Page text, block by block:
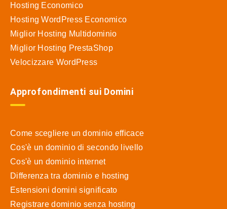
Hosting Economico
Hosting WordPress Economico
Miglior Hosting Multidominio
Miglior Hosting PrestaShop
Velocizzare WordPress
Approfondimenti sui Domini
Come scegliere un dominio efficace
Cos'è un dominio di secondo livello
Cos'è un dominio internet
Differenza tra dominio e hosting
Estensioni domini significato
Registrare dominio senza hosting